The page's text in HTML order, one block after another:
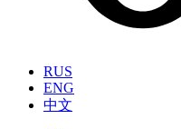
RUS
ENG
中文